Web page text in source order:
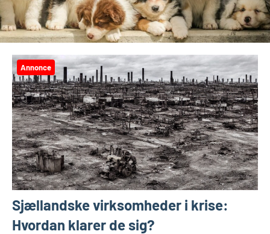
Annonce
Sjællandske virksomheder i krise:
Hvordan klarer de sig?